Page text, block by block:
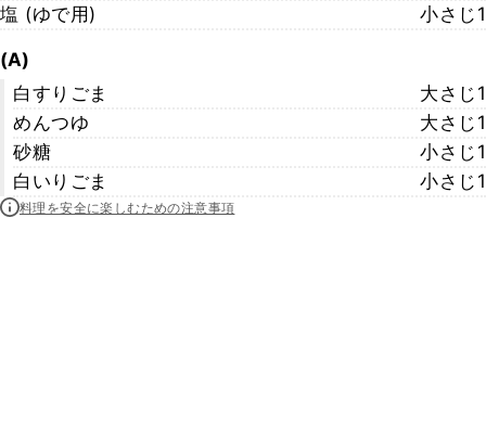
塩 (ゆで用)
小さじ1
(A)
白すりごま
大さじ1
めんつゆ
大さじ1
砂糖
小さじ1
白いりごま
小さじ1
料理を安全に楽しむための注意事項